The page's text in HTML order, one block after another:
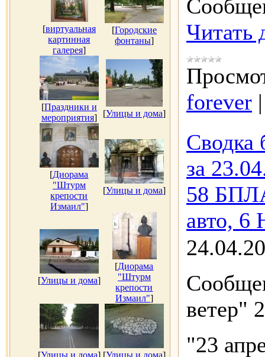
[виртуальная
картинная
галерея]
[Городские
фонтаны]
[Праздники и
мероприятия] [Улицы и дома]
[Диорама
"Штурм
крепости
Измаил"]
[Улицы и дома]
[Улицы и дома]
[Диорама
"Штурм
крепости
Измаил"]
[Улицы и дома] [Улицы и дома]
Читать
forever
Сводка
за
58
авто,
ветер"
"23